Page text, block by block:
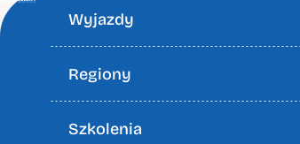
Wyjazdy
Regiony
Szkolenia